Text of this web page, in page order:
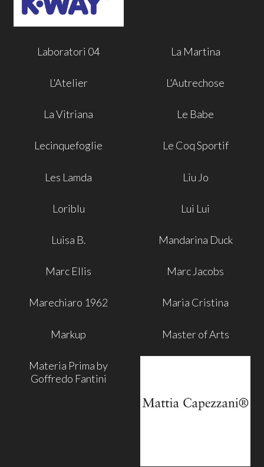
Laboratori 04 La Martina
L'Atelier L'Autrechose
La Vitriana Le Babe
Lecinquefoglie Le Coq Sportif
Les Lamda Liu Jo
Loriblu Lui Lui
Luisa B. Mandarina Duck
Marc Ellis Marc Jacobs
Marechiaro 1962 Maria Cristina
Markup Master of Arts
Materia Prima by
Goffredo Fantini